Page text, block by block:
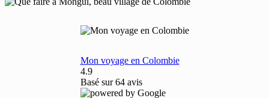
Mon voyage en Colombie
4.9
Basé sur64avis